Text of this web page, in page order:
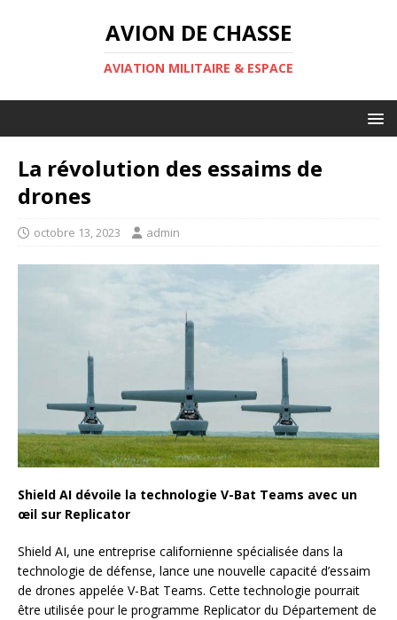
AVION DE CHASSE
AVIATION MILITAIRE & ESPACE
La révolution des essaims de
drones
octobre 13, 2023 admin
Shield AI dévoile la technologie V-Bat Teams avec un
œil sur Replicator
Shield AI, une entreprise californienne spécialisée dans la
technologie de défense, lance une nouvelle capacité d’essaim
de drones appelée V-Bat Teams. Cette technologie pourrait
être utilisée pour le programme Replicator du Département de